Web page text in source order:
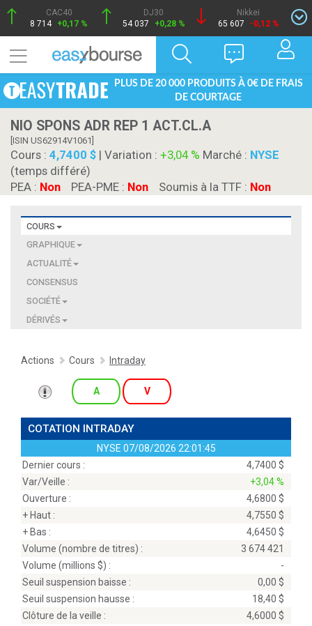
CAC40
8 714 +0,17 %
DJ30
54 037
+0,28 %
Nikkei
65 607
-0,12 %
PLUS DE 20 000 PRODUITS À 0€ DE FRAIS
DE COURTAGE
NIO SPONS ADR REP 1 ACT.CL.A
[ISIN US62914V1061]
Cours : 4,7400 $ | Variation : +3,04 % Marché : NYSE
(temps différé)
PEA : Non PEA-PME : Non Soumis à la TTF : Non
COURS
GRAPHIQUE
ACTUALITÉ
CONSENSUS
SOCIÉTÉ
DÉRIVÉS
Actions Cours Intraday
A V
COTATION INTRADAY
NYSE 07/08/2026 22:01:45
Dernier cours :
4,7400 $
Var/Veille :
+3,04 %
Ouverture :
4,6800 $
+ Haut :
4,7550 $
+ Bas :
4,6450 $
Volume (nombre de titres) :
3 674 421
Volume (millions $) :
-
Seuil suspension baisse :
0,00 $
Seuil suspension hausse :
18,40 $
Clôture de la veille :
4,6000 $